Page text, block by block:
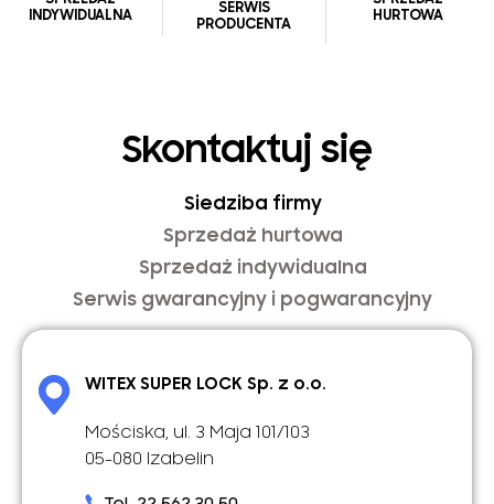
INDYWIDUALNA
SERWIS
PRODUCENTA
HURTOWA
Skontaktuj się
Siedziba firmy
Sprzedaż hurtowa
Sprzedaż indywidualna
Serwis gwarancyjny i pogwarancyjny
WITEX SUPER LOCK Sp. z o.o.
Mościska, ul. 3 Maja 101/103
05-080 Izabelin